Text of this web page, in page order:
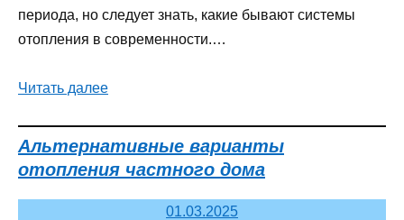
периода, но следует знать, какие бывают системы
отопления в современности.…
Читать далее
Альтернативные варианты
отопления частного дома
01.03.2025